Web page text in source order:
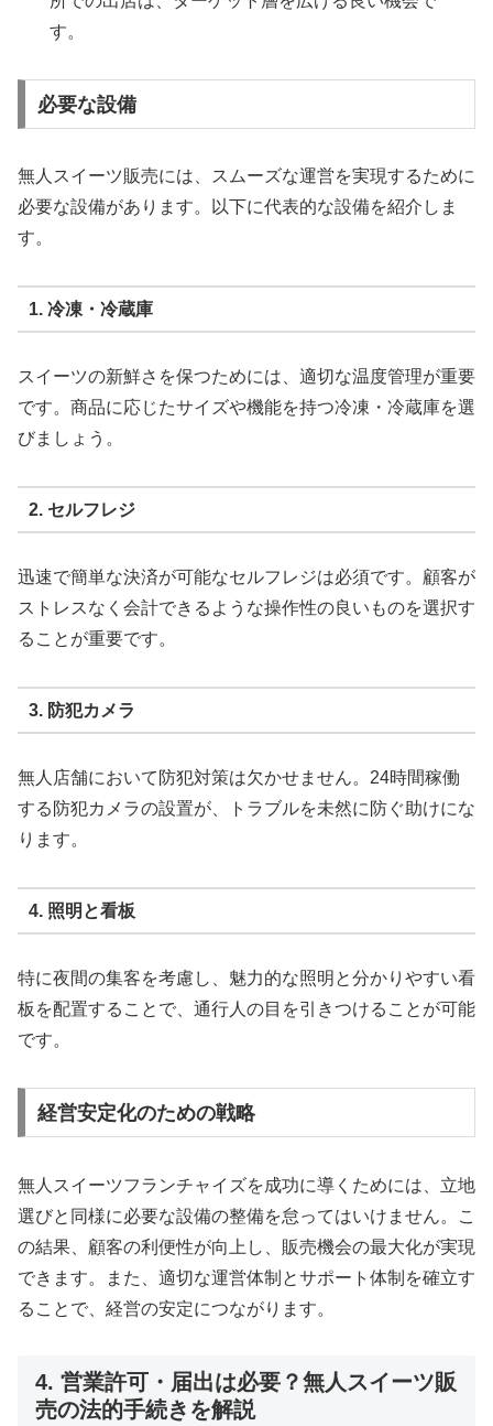
す。
必要な設備
無人スイーツ販売には、スムーズな運営を実現するために
必要な設備があります。以下に代表的な設備を紹介しま
す。
1. 冷凍・冷蔵庫
スイーツの新鮮さを保つためには、適切な温度管理が重要
です。商品に応じたサイズや機能を持つ冷凍・冷蔵庫を選
びましょう。
2. セルフレジ
迅速で簡単な決済が可能なセルフレジは必須です。顧客が
ストレスなく会計できるような操作性の良いものを選択す
ることが重要です。
3. 防犯カメラ
無人店舗において防犯対策は欠かせません。24時間稼働
する防犯カメラの設置が、トラブルを未然に防ぐ助けにな
ります。
4. 照明と看板
特に夜間の集客を考慮し、魅力的な照明と分かりやすい看
板を配置することで、通行人の目を引きつけることが可能
です。
経営安定化のための戦略
無人スイーツフランチャイズを成功に導くためには、立地
選びと同様に必要な設備の整備を怠ってはいけません。こ
の結果、顧客の利便性が向上し、販売機会の最大化が実現
できます。また、適切な運営体制とサポート体制を確立す
ることで、経営の安定につながります。
4. 営業許可・届出は必要？無人スイーツ販
売の法的手続きを解説